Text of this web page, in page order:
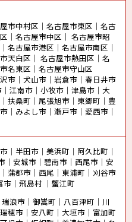
市中村区｜名古屋市東区｜名古
｜名古屋市中区｜ 名古屋市昭
名古屋市港区｜名古屋市南区｜
天白区｜ 名古屋市熱田区｜名
名東区｜名古屋市守山区
市｜犬山市｜岩倉市｜春日井市
｜江南市｜小牧市｜津島市｜大
扶桑町｜尾張旭市｜東郷町｜豊
｜みよし市｜瀬戸市｜愛西市｜
｜半田市｜美浜町｜阿久比町｜
｜安城市｜碧南市｜西尾市｜安
蒲郡市｜西尾｜東浦町｜刈谷市
市｜飛島村 ｜蟹江町
浪市｜御嵩町｜八百津町｜川
穂市｜安八町｜大垣市｜富加町